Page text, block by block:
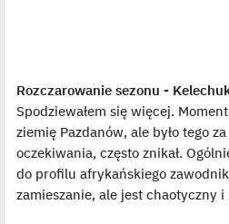
Rozczarowanie sezonu -
Spodziewałem się więcej.
ziemię Pazdanów, ale było tego
oczekiwania, często znikał.
do profilu afrykańskiego
zamieszanie, ale jest chaotyczny i